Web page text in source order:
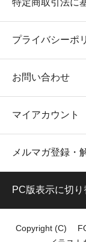
特定商取引法に
プライバシーポ
お問い合わせ
マイアカウント
メルマガ登録・
PC版表示に切り
Copyright (C)